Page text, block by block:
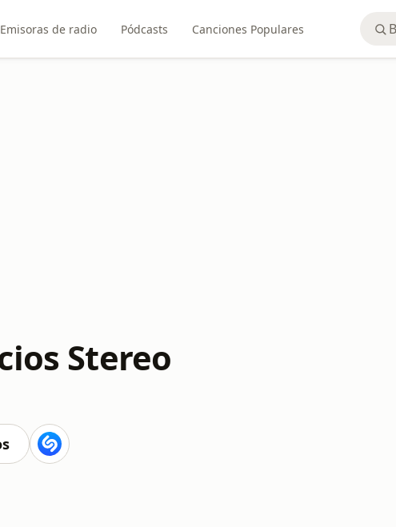
Emisoras de radio Pódcasts Canciones Populares
Stereo